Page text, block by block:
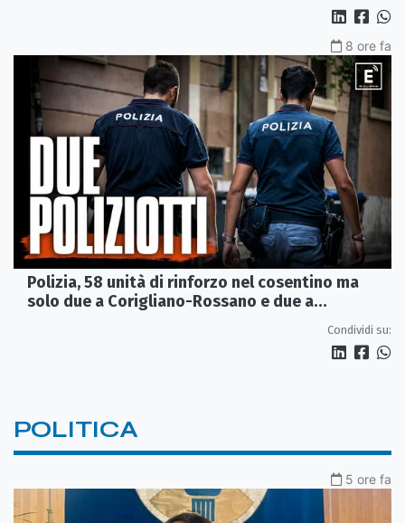
8 ore fa
Polizia, 58 unità di rinforzo nel cosentino ma
solo due a Corigliano-Rossano e due a
Condividi su:
POLITICA
5 ore fa